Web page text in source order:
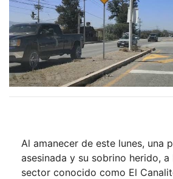
Al amanecer de este lunes, una
asesinada y su sobrino herido, a
sector conocido como El